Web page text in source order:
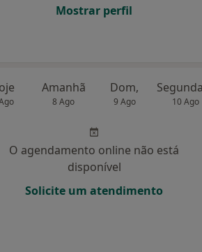
Mostrar perfil
Amanhã
8 Ago
Dom,
9 Ago 10 Ago
O agendamento online não está
disponível
Solicite um atendimento